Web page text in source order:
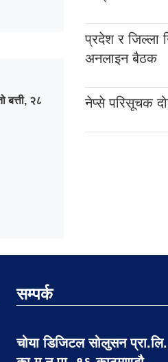
बत्ती, २८
प्रदेश र जिल्ला
अनलाइन बैठक
नेप्से परिसूचक
सम्पर्क
चोया डिजिटल सोलुसन प्रा.लि.